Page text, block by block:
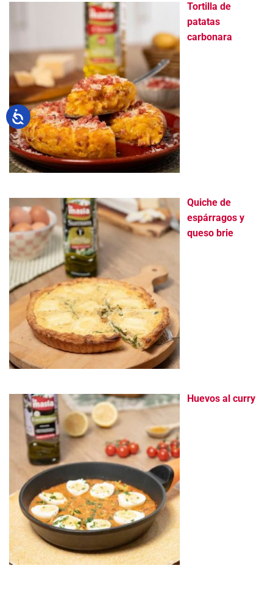
Tortilla de
patatas
carbonara
Quiche de
espárragos y
queso brie
Huevos al curry